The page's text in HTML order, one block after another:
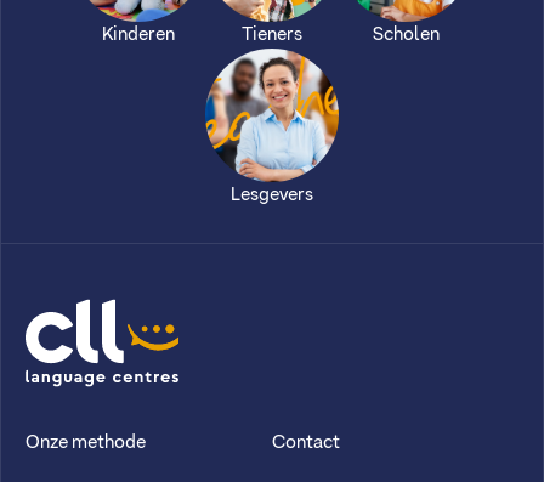
Kinderen Tieners Scholen
Lesgevers
CLL
Onze methode Contact